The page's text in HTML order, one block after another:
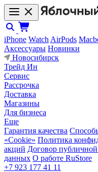
iPhone Watch AirPods
Аксессуары Новинки
Новосибирск
Трейд Ин
Сервис
Рассрочка
Доставка
Магазины
Для бизнеса
Еще
Гарантия качества
«Cookie» Политика
акций Договор
данных О работе RuStore
+7 923 177 41 11